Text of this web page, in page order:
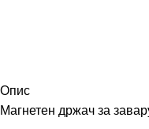
Опис
Mагнетен држач за